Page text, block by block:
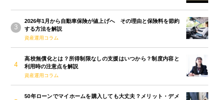
2026年1月から自動車保険が値上げへ その理由と保険料を節約
する方法を解説
資産運用コラム
高校無償化とは？所得制限なしの支援はいつから？制度内容と
利用時の注意点を解説
資産運用コラム
50年ローンでマイホームを購入しても大丈夫？メリット・デメ